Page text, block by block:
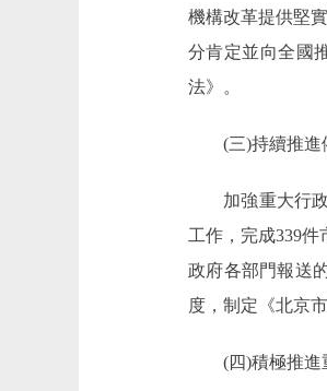
機構改革提供堅
分肯定並向全國
法》。
(三)持續推進
加強重大行政
工作，完成339
政府各部門報送
度，制定《北京
(四)積極推進